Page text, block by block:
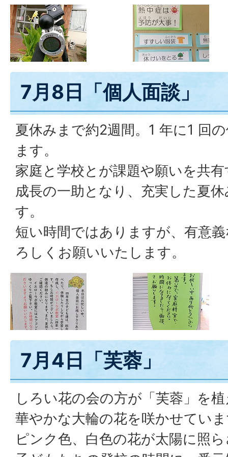
7月8日「個人面談」
夏休みまで約2週間。1 年に1 回
ます。
家庭と学校とが課題や願いを共
成長の一助となり、充実した夏
す。
短い時間ではありますが、有意
ろしくお願いいたします。
7月4日「芙蓉」
しろい花の会の方が「芙蓉」を
華やかな大輪の花を咲かせてい
ピンク色、白色の花が太陽に照